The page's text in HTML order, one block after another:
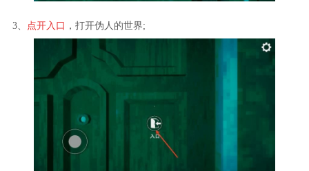
3、 点开入口 ，打开伪人的世界;